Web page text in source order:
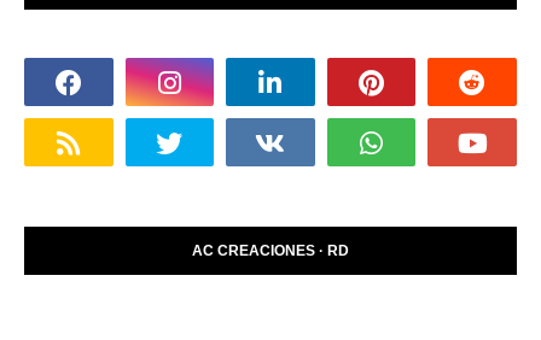
AC CREACIONES · RD